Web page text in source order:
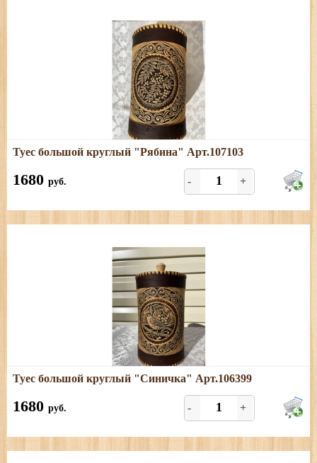
Подробнее
Размеры: диаметр - 15 см; высота (с хватком) - 27 см
Туес большой круглый "Рябина" Арт.107103
1680 руб. - +
Подробнее
Размеры: диаметр - 15 см; высота (с хватком) - 27 см
Туес большой круглый "Синичка" Арт.106399
1680 руб. - +